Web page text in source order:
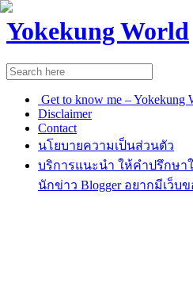
Yokekung World
Get to know me – Yokekung
Disclaimer
Contact
นโยบายความเป็นส่วนตัว
บริการแนะนำ ให้คำปรึกษา
นักข่าว Blogger อยากมีเว็บข